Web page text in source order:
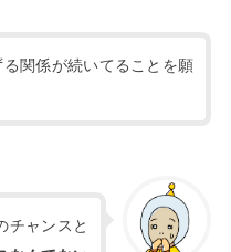
関係が続いてることを願
チャンスと